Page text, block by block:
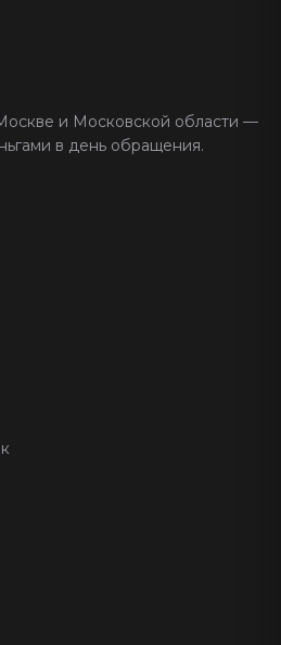
и Московской области —
в день обращения.